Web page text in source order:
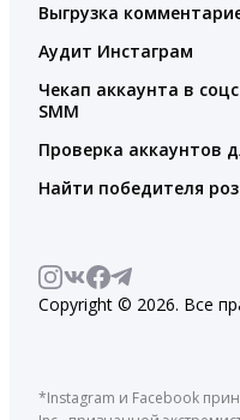
Выгрузка
Аудит Инстаграм
Чекап аккаунта в
SMM
Проверка аккаунтов
Найти победителя
Copyright © 2026. Все
*Instagram и Facebook